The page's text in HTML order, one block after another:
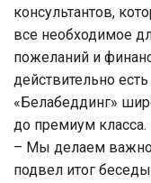
консультантов,
все необходимое
пожеланий и
действительно
«Белабеддинг»
до премиум класса.
– Мы делаем
подвел итог